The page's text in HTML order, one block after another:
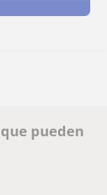
pueden